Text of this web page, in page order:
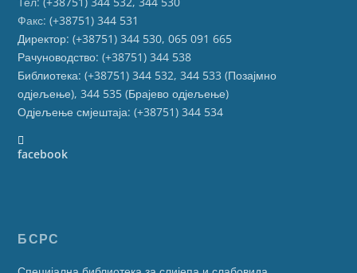
Факс: (+38751) 344 531
Директор: (+38751) 344 530, 065 091 665
Рачуноводство: (+38751) 344 538
Библиотека: (+38751) 344 532, 344 533 (Позајмно
одјељење), 344 535 (Брајево одјељење)
Одјељење смјештаја: (+38751) 344 534
facebook
БСРС